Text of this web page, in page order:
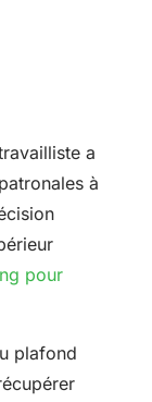
a
à
pour
plafond